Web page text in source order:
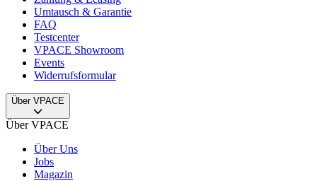
Umtausch & Garantie
FAQ
Testcenter
VPACE Showroom
Events
Widerrufsformular
Über VPACE
Über VPACE
Über Uns
Jobs
Magazin